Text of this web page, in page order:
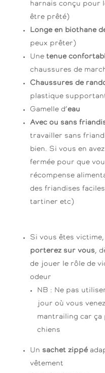
harnais conçu pour
être prêté)
Longe en biothane
peux prêter)
Une tenue
chaussures de
Chaussures de
plastique
Gamelle d’eau
Avec ou sans
travailler sans
bien. Si vous en
fermée pour que
récompense
des friandises
tartiner etc)
Si vous êtes victime,
porterez sur vous,
de jouer le rôle de
odeur
NB : Ne pas
jour où vous
mantrailing car ça
chiens
Un sachet zippé
vêtement